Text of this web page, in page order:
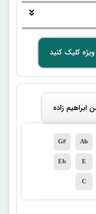
کلیک کنید
زاده
Ab
G#
E
Eb
C